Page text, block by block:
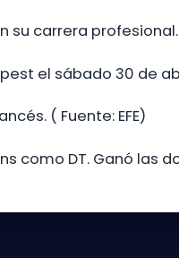
carrera profesional.
el sábado 30 de
( Fuente: EFE)
como DT. Ganó las